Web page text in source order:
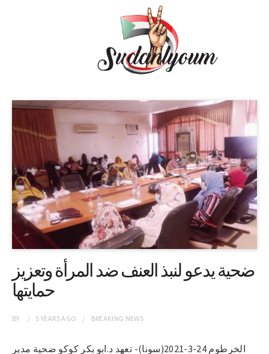
ضحية يدعو لنبذ العنف ضد المرأة وتعزيز
حمايتها
BY 5 YEARSAGO BREAKING NEWS
الخرطوم 24-3-2021(سونا)- تعهد د.ابو بكر كوكو ضحية مدير